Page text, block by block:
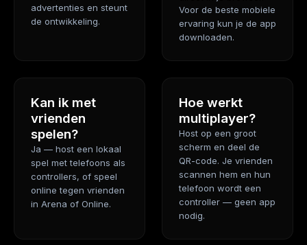
advertenties en steunt
de ontwikkeling.
Voor de beste mobiele
ervaring kun je de app
downloaden.
Kan ik met
vrienden
spelen?
Ja — host een lokaal
spel met telefoons als
controllers, of speel
online tegen vrienden
in Arena of Online.
Hoe werkt
multiplayer?
Host op een groot
scherm en deel de
QR-code. Je vrienden
scannen hem en hun
telefoon wordt een
controller — geen app
nodig.